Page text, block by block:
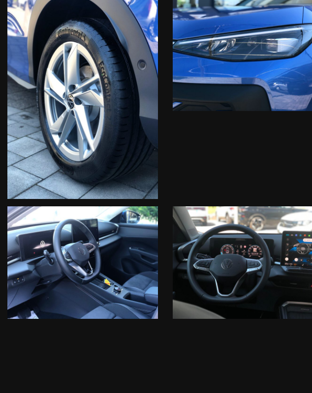
• VALUTAZIONE DEL VOSTRO USATO ANCHE A DISTANZA TRAMITE MAIL/WHATSAPP
• TEST DRIVE SU TUTTE LE AUTOVETTURE DISPONIBILI
• GARANZIA 12 MESI CON POSSIBILITA’ DI ESTENSIONE ASSICURATIVA
• FORMULE DI FINANZIAMENTO CON POSSIBILITA' DI FURTO/INCENDIO DA 12/96 MESI
• PREPARAZIONE ACCURATA DELL’ USATO CON LAVAGGIO E SANIFICAZIONE DEGLI INTERNI
LA NOSTRA SEDE VENDITA/ASSISTENZA E SERVICE :
SEDE FELTRE (BL)
VIA CAV. VITTORIO VENETO 10/A
ZONA INDUSTRIALE
TELEFONO 0439.303636
DINO PERENZIN
+ 39 328 2926878
E-MAIL: d.perenzin@superautofeltre.it
DESIREE MELETTI
+ 39 328 2181750
E-MAIL: d.meletti@superautofeltre.it
ORARI :
DA LUNEDI’ A VENERDI’
MATTINO: 8.30 – 12.00
POMERIGGIO: 14.00 – 18.30